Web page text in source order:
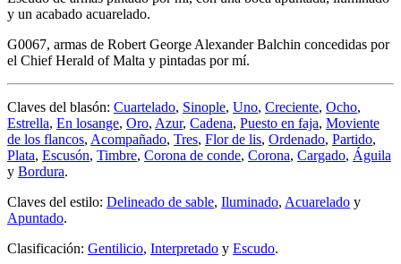
y un acabado acuarelado.
G0067, armas de Robert George Alexander Balchin concedidas por
el Chief Herald of Malta y pintadas por mí.
Claves del blasón: Cuartelado, Sinople, Uno, Creciente, Ocho,
Estrella, En losange, Oro, Azur, Cadena, Puesto en faja, Moviente
de los flancos, Acompañado, Tres, Flor de lis, Ordenado, Partido,
Plata, Escusón, Timbre, Corona de conde, Corona, Cargado, Águila
y Bordura.
Claves del estilo: Delineado de sable, Iluminado, Acuarelado y
Apuntado.
Clasificación: Gentilicio, Interpretado y Escudo.